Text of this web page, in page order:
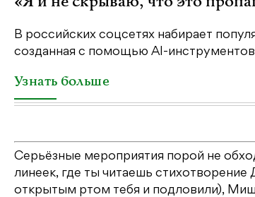
В российских соцсетях набирает
созданная с помощью AI-
Узнать больше
Серьёзные мероприятия порой не
линеек, где ты читаешь
открытым ртом тебя и подловили),